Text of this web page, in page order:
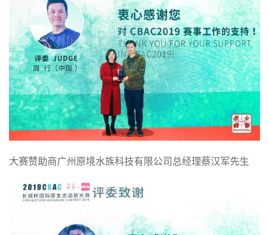
大赛赞助商广州原境水族科技有限公司总经理蔡汉军先生